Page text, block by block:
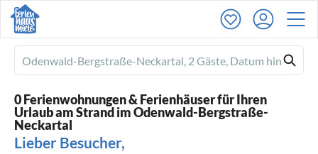
Ferienhausmiete
logo
0 Ferienwohnungen & Ferienhäuser für Ihren
Urlaub am Strand im Odenwald-Bergstraße-
Neckartal
Lieber Besucher,